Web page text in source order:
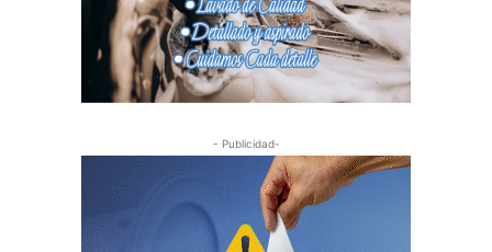
- Publicidad-